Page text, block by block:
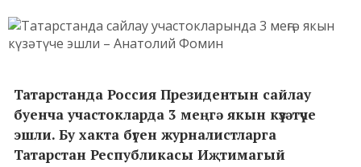
Татарстанда Россия Президентын сайлау
буенча участокларда 3 меңгә якын күзәтүче
эшли. Бу хакта бүген журналистларга
Татарстан Республикасы Иҗтимагый